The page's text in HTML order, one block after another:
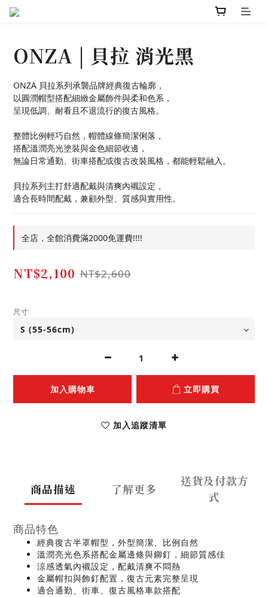
ONZA | 貝拉 消光黑
ONZA 貝拉系列承襲品牌經典復古輪廓，
以圓潤帽型搭配細緻金屬飾件與柔和色系，
呈現低調、耐看且不退流行的復古風格。
整體比例輕巧自然，帽體線條簡潔俐落，
搭配溫潤亮光塗裝與金色細節收邊，
無論日常通勤、街車搭配或復古改裝風格，都能輕鬆融入。
貝拉系列主打舒適配戴與清爽內襯設定，
適合長時間配戴，兼顧外型、質感與實用性。
全店，全館消費滿2000免運費!!!!
NT$2,100 NT$2,600
尺寸
加入購物車 立即購買
加入追蹤清單
商品描述 了解更多
送貨及付款方
式
商品特色
經典復古半罩帽型，外型簡潔、比例自然
溫潤亮光色系搭配金屬邊條與鉚釘，細節質感佳
涼感透氣內襯設定，配戴清爽不悶熱
金屬帽扣與飾釘配置，復古元素完整呈現
適合通勤、街車、復古風格車款搭配